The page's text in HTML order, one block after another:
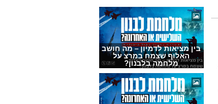
בין מציאות לדמיון – מה חושב
האלוף שצמח במרצ על
מלחמה בלבנון?